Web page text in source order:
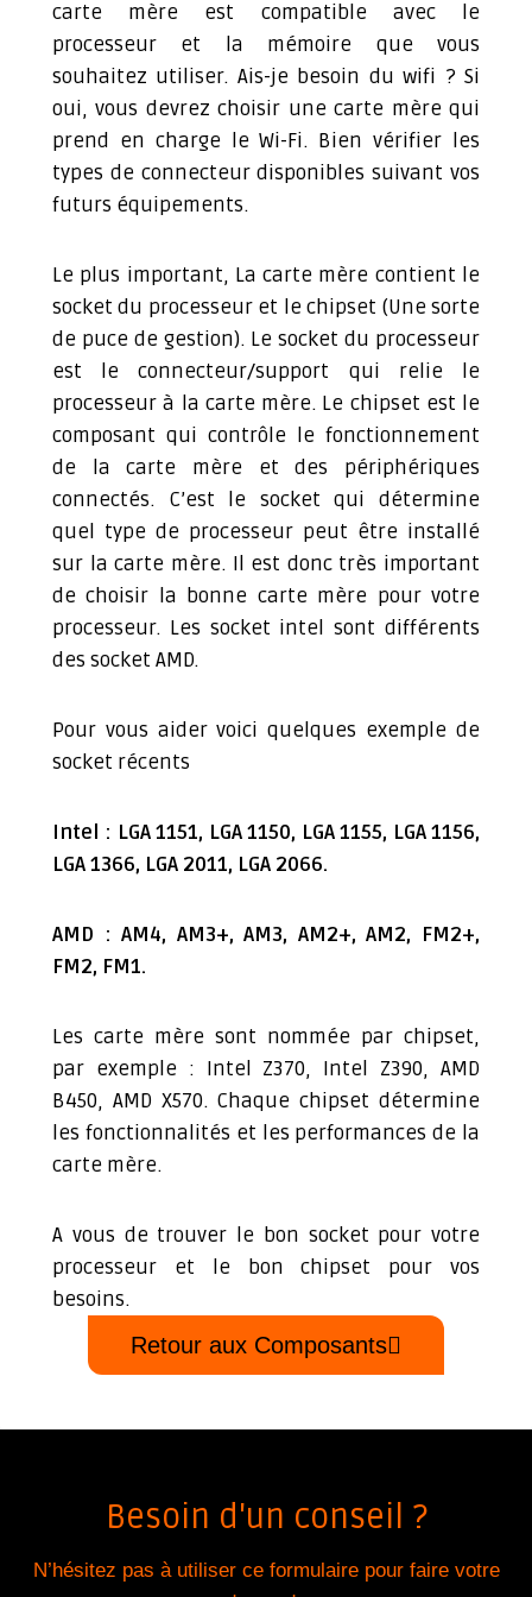
carte mère est compatible avec le
processeur et la mémoire que vous
souhaitez utiliser. Ais-je besoin du wifi ? Si
oui, vous devrez choisir une carte mère qui
prend en charge le Wi-Fi. Bien vérifier les
types de connecteur disponibles suivant vos
futurs équipements.
Le plus important, La carte mère contient le
socket du processeur et le chipset (Une sorte
de puce de gestion). Le socket du processeur
est le connecteur/support qui relie le
processeur à la carte mère. Le chipset est le
composant qui contrôle le fonctionnement
de la carte mère et des périphériques
connectés. C’est le socket qui détermine
quel type de processeur peut être installé
sur la carte mère. Il est donc très important
de choisir la bonne carte mère pour votre
processeur. Les socket intel sont différents
des socket AMD.
Pour vous aider voici quelques exemple de
socket récents
Intel : LGA 1151, LGA 1150, LGA 1155, LGA 1156,
LGA 1366, LGA 2011, LGA 2066.
AMD : AM4, AM3+, AM3, AM2+, AM2, FM2+,
FM2, FM1.
Les carte mère sont nommée par chipset,
par exemple : Intel Z370, Intel Z390, AMD
B450, AMD X570. Chaque chipset détermine
les fonctionnalités et les performances de la
carte mère.
A vous de trouver le bon socket pour votre
processeur et le bon chipset pour vos
besoins.
Retour aux Composants
Besoin d'un conseil ?
N’hésitez pas à utiliser ce formulaire pour faire votre